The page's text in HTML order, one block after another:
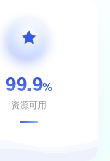
99.9%
资源可用